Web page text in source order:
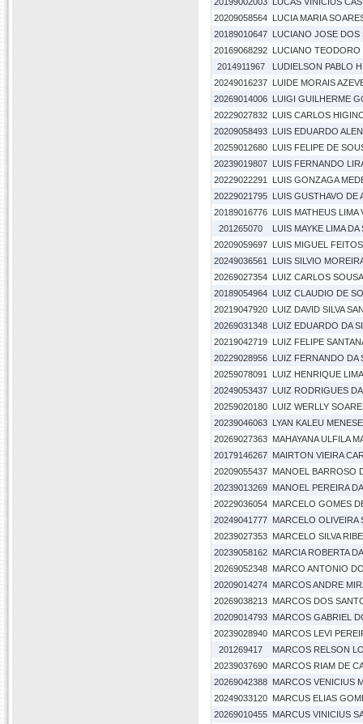
20209058564 LUCIA MARIA
20189010647 LUCIANO JOSE DOS
20169068292 LUCIANO TEODORO
2014911967
LUDIELSON PABLO
20249016237 LUIDE MORAIS
20269014006 LUIGI GUILHERME
20229027832 LUIS CARLOS
20209058493 LUIS EDUARDO
20259012680 LUIS FELIPE DE
20239019807 LUIS FERNANDO
20229022291
LUIS GONZAGA
20229021795 LUIS GUSTHAVO DE
20189016776 LUIS MATHEUS LIMA
201265070
LUIS MAYKE LIMA DA
20209059697 LUIS MIGUEL
20249036561
LUIS SILVIO
20269027354 LUIZ CARLOS
20189054964 LUIZ CLAUDIO DE
20219047920 LUIZ DAVID SILVA
20269031348 LUIZ EDUARDO DA
20219042719 LUIZ FELIPE
20229028956 LUIZ FERNANDO DA
20259078091
LUIZ HENRIQUE
20249053437 LUIZ RODRIGUES
20259020180 LUIZ WERLLY
20239046063 LYAN KALEU
20269027363 MAHAYANA ULFILA
20179146267 MAIRTON VIEIRA
20209055437 MANOEL BARROSO
20239013269 MANOEL PEREIRA
20229036054 MARCELO GOMES
20249041777 MARCELO OLIVEIRA
20239027353 MARCELO SILVA
20239058162 MARCIA ROBERTA
20269052348 MARCO ANTONIO
20209014274 MARCOS ANDRE
20269038213 MARCOS DOS
20209014793 MARCOS GABRIEL
20239028940 MARCOS LEVI
201269417
MARCOS RELSON
20239037690 MARCOS RIAM DE
20269042388 MARCOS VENICIUS
20249033120 MARCUS ELIAS
20269010455 MARCUS VINICIUS